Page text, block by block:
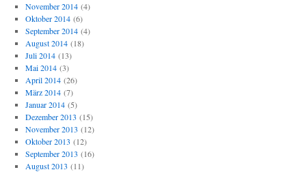
November 2014(4)
Oktober 2014(6)
September 2014(4)
August 2014(18)
Juli 2014(13)
Mai 2014(3)
April 2014(26)
März 2014(7)
Januar 2014(5)
Dezember 2013 (15)
November 2013 (12)
Oktober 2013 (12)
September 2013 (16)
August 2013 (11)